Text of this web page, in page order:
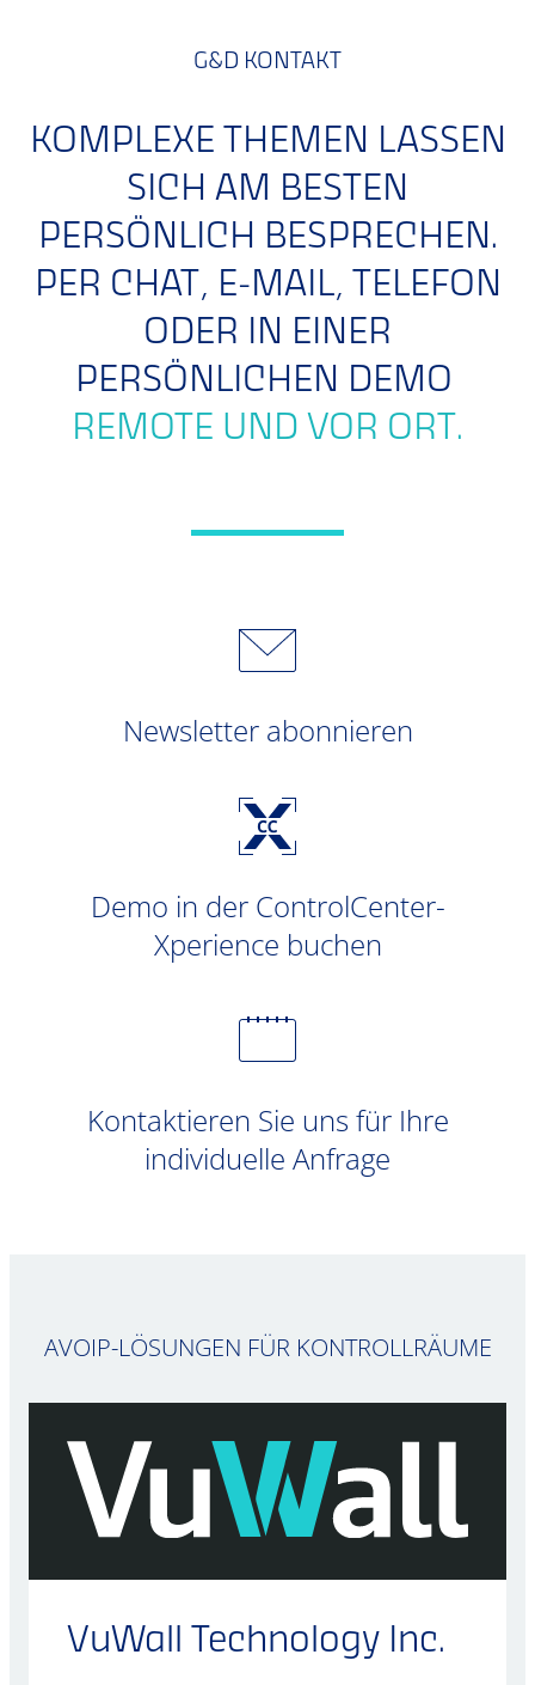
G&D KONTAKT
KOMPLEXE THEMEN LASSEN
SICH AM BESTEN
PERSÖNLICH BESPRECHEN.
PER CHAT, E-MAIL, TELEFON
ODER IN EINER
PERSÖNLICHEN DEMO
REMOTE UND VOR ORT.
Newsletter abonnieren
Demo in der ControlCenter-
Xperience buchen
Kontaktieren Sie uns für Ihre
individuelle Anfrage
AVOIP-LÖSUNGEN FÜR KONTROLLRÄUME
VuWall Technology Inc.